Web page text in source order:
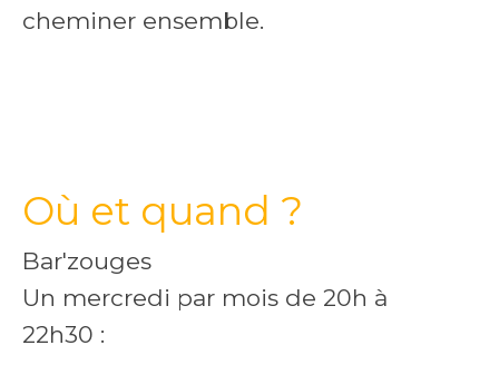
cheminer ensemble.
Où et quand ?
Bar'zouges
Un mercredi par mois de 20h à
22h30 :